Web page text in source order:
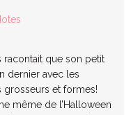
racontait que son petit
dernier avec les
et formes!
même de l’Halloween